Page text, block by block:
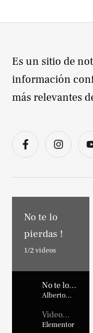
No te lo
pierdas !
1/2 videos
No te lo
pierdas !
Alberto
Video
Placehold
Elementor
Es un sitio de
información
más relevantes